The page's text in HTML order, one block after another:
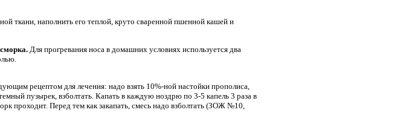
ткани, наполнить его теплой, круто сваренной пшенной кашей и
Для прогревания носа в домашних условиях используется два
рецептом для лечения: надо взять 10%-ной настойки прополиса,
пузырек, взболтать. Капать в каждую ноздрю по 3-5 капель 3 раза в
проходит. Перед тем как закапать, смесь надо взболтать (ЗОЖ №10,